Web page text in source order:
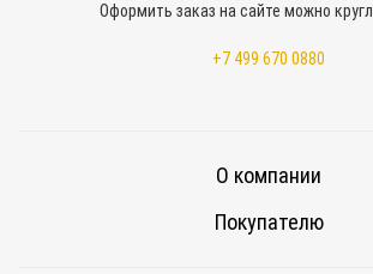
Оформить заказ на сайте можно
+7 499 670 0880
О компании
Покупателю